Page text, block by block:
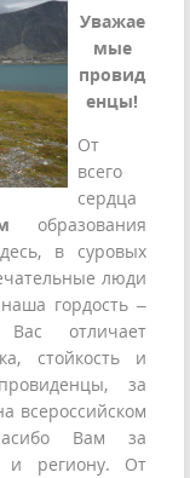
Уважае
мые
провид
енцы!
От
всего
сердца
образования
в суровых
люди
гордость –
отличает
стойкость и
за
всероссийском
Вам за
и региону. От